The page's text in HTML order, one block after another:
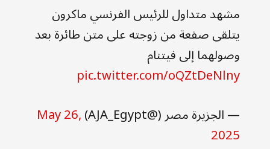
مشهد متداول للرئيس الفرنسي ماكرون
يتلقى صفعة من زوجته على متن طائرة بعد
وصولهما إلى فيتنام
pic.twitter.com/oQZtDeNlny
— الجزيرة مصر (@AJA_Egypt)
May 26,
2025